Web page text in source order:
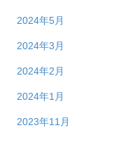
2024年5月
2024年3月
2024年2月
2024年1月
2023年11月